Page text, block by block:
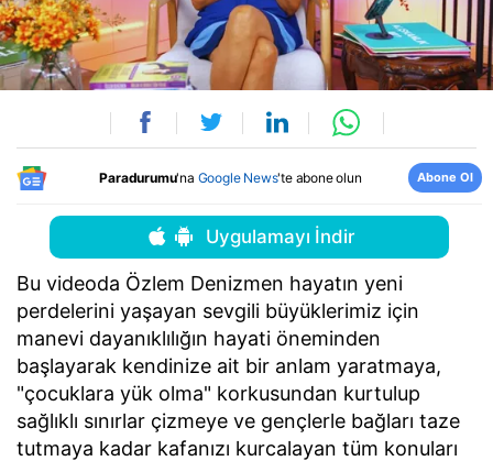
Paradurumu'na Google News'te abone olun Abone Ol
Uygulamayı İndir
Bu videoda Özlem Denizmen hayatın yeni
perdelerini yaşayan sevgili büyüklerimiz için
manevi dayanıklılığın hayati öneminden
başlayarak kendinize ait bir anlam yaratmaya,
"çocuklara yük olma" korkusundan kurtulup
sağlıklı sınırlar çizmeye ve gençlerle bağları taze
tutmaya kadar kafanızı kurcalayan tüm konuları